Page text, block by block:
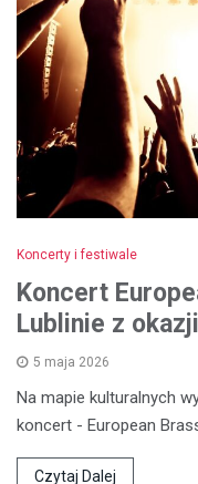
Koncerty i festiwale
Koncert
Lublinie z
5 maja 2026
Na mapie kulturalnych
koncert - European
Czytaj Dalej